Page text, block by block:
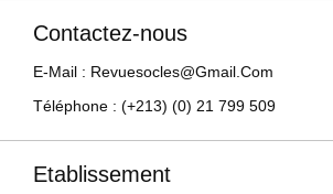
Contactez-nous
E-Mail : Revuesocles@gmail.com
Téléphone : (+213) (0) 21 799 509
Etablissement